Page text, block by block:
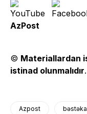
AzPost
© Materiallardan
istinad olunmalıdır.
Azpost